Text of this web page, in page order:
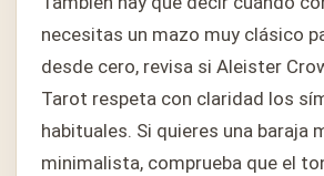
necesitas un mazo muy clásico
desde cero, revisa si Aleister
Tarot respeta con claridad los
habituales. Si quieres una baraja
minimalista, comprueba que el